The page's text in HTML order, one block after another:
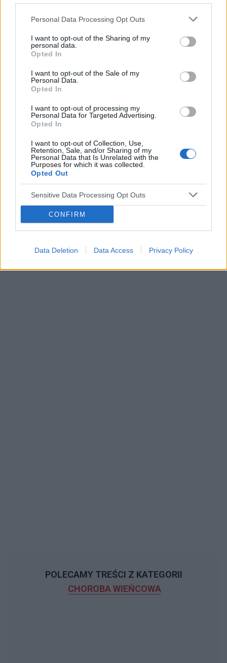
Personal Data Processing Opt Outs
I want to opt-out of the Sharing of my
personal data.
Opted In
I want to opt-out of the Sale of my
Personal Data.
Opted In
I want to opt-out of processing my
Personal Data for Targeted Advertising.
Opted In
I want to opt-out of Collection, Use,
Retention, Sale, and/or Sharing of my
Personal Data that Is Unrelated with the
Purposes for which it was collected.
Opted Out
Sensitive Data Processing Opt Outs
CONFIRM
Data Deletion Data Access Privacy Policy
Forum:Choroba wieńcowa
Życie po zawale
Witam. Ponad 10 lat temu przebyłem ciężki zawał
wszczepiono mi także by-passy (pomostowanie ).
Wyczytałem, że przeżywalność po tego typu
Reklama:
POLECAMY TREŚCI Z KATEGORII
CHOROBA WIEŃCOWA